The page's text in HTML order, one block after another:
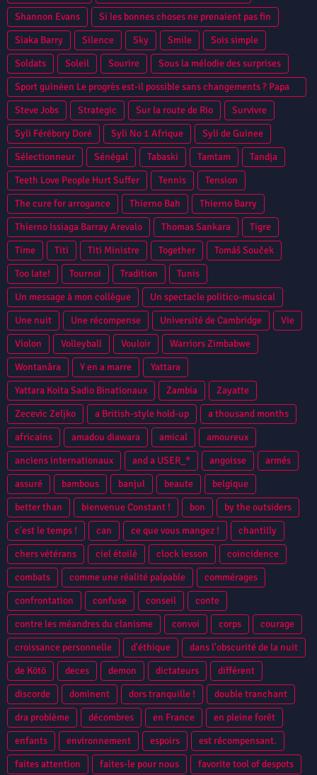
Shannon Evans
Si les bonnes choses ne prenaient pas fin
Siaka Barry
Silence Sky Smile
Sois simple
Soldats
Soleil Sourire
Sous la mélodie des surprises
Sport guinéen Le progrès est-il possible sans changements ? Papa
Camara
Steve Jobs Strategic Sur la route de Rio
Survivre
Syli Férébory Doré
Syli No 1 Afrique
Syli de Guinee
Sélectionneur
Sénégal Tabaski Tamtam
Tandja
Teeth Love People Hurt Suffer
Tennis
Tension
The cure for arrogance
Thierno Bah
Thierno Barry
Thierno Issiaga Barray Arevalo
Thomas Sankara
Tigre
Time
Titi Titi Ministre Together
Tomáš Souček
Too late!
Tournoi Tradition
Tunis
Un message à mon collègue
Un spectacle politico-musical
Une nuit
Une récompense Université de Cambridge
Vie
Violon
Volleyball Vouloir
Warriors Zimbabwe
Wontanâra
Y en a marre
Yattara
Yattara Koita Sadio Binationaux
Zambia
Zayatte
Zecevic Zeljko
a British-style hold-up
a thousand months
africains
amadou diawara amical
amoureux
anciens internationaux
and a USER_* angoisse
armés
assuré
bambous banjul beaute
belgique
better than
bienvenue Constant ! bon
by the outsiders
c'est le temps !
can ce que vous mangez !
chantilly
chers vétérans
ciel étoilé clock lesson
coincidence
combats
comme une réalité palpable
commérages
confrontation
confuse conseil
conte
contre les méandres du clanisme
convoi corps
courage
croissance personnelle
d'éthique
dans l'obscurité de la nuit
de Kötō
deces demon dictateurs
différent
discorde
dominent dors tranquille !
double tranchant
dra problème
décombres en France
en pleine forêt
enfants
environnement espoirs
est récompensant.
faites attention
faites-le pour nous favorite tool of despots